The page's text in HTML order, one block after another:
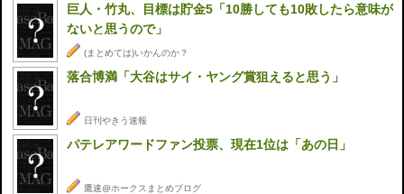
巨人・竹丸、目標は貯金5「10勝しても10敗したら意味が
ないと思うので」
(まとめては)いかんのか？
落合博満「大谷はサイ・ヤング賞狙えると思う」
日刊やきう速報
パテレアワードファン投票、現在1位は「あの日」
鷹速@ホークスまとめブログ